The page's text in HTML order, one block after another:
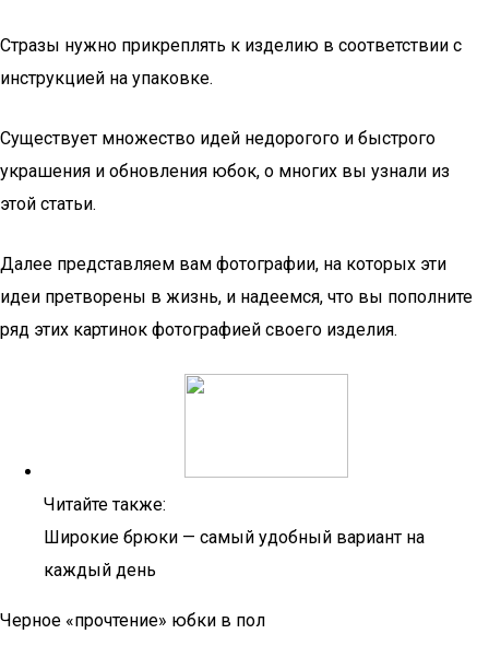
Стразы нужно прикреплять к изделию в соответствии с
инструкцией на упаковке.
Существует множество идей недорогого и быстрого
украшения и обновления юбок, о многих вы узнали из
этой статьи.
Далее представляем вам фотографии, на которых эти
идеи претворены в жизнь, и надеемся, что вы пополните
ряд этих картинок фотографией своего изделия.
Читайте также:
Широкие брюки — самый удобный вариант на
каждый день
Черное «прочтение» юбки в пол